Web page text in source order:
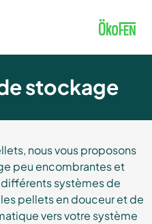
stockage
nous vous proposons
peu encombrantes et
systèmes de
pellets en douceur et de
vers votre système